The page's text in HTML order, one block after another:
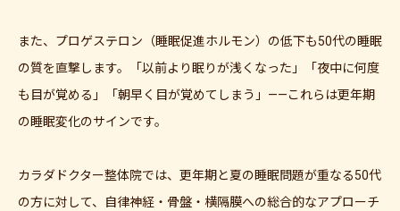
また、プロゲステロン（睡眠促進ホルモン）の低下も50代の睡眠
の質を直撃します。「以前より眠りが浅くなった」「夜中に何度
も目が覚める」「朝早く目が覚めてしまう」——これらは更年期
の睡眠変化のサインです。
カラダドクター整体院では、更年期と夏の睡眠問題が重なる50代
の方に対して、自律神経・骨盤・横隔膜への総合的なアプローチ